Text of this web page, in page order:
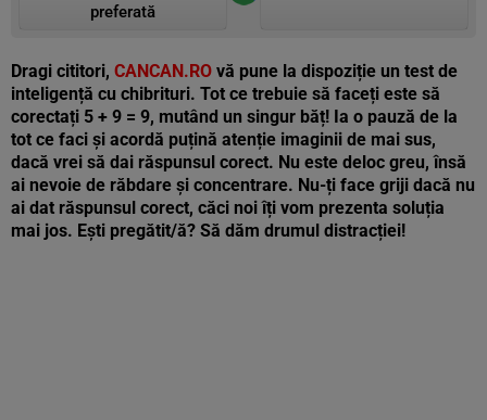
preferată
Dragi cititori, CANCAN.RO vă pune la dispoziție un test de
inteligență cu chibrituri. Tot ce trebuie să faceți este să
corectați 5 + 9 = 9, mutând un singur băț! Ia o pauză de la
tot ce faci și acordă puțină atenție imaginii de mai sus,
dacă vrei să dai răspunsul corect. Nu este deloc greu, însă
ai nevoie de răbdare și concentrare. Nu-ți face griji dacă nu
ai dat răspunsul corect, căci noi îți vom prezenta soluția
mai jos. Ești pregătit/ă? Să dăm drumul distracției!